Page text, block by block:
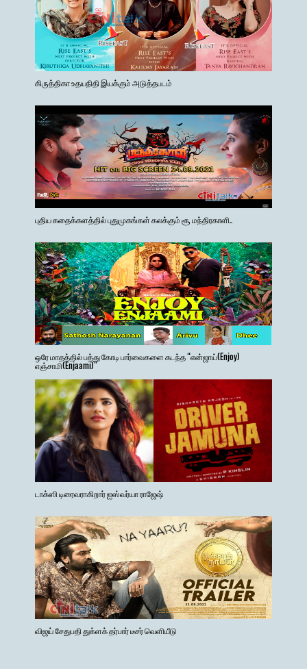
கிருத்திகா உதயநிதி இயக்கும் அடுத்தபடம்
புதிய கதைக்களத்தில் புதுமுகங்கள் கலக்கும் சூ மந்திரகாளி..
ஒரே மாதத்தில் பத்து கோடி பார்வைகளை கடந்த “என்ஜாய்(Enjoy)
எஞ்சாமி(Enjaami)”
டாக்ஸி டிரைவராகிறார் ஐஸ்வர்யா ராஜேஷ்
விஜய் சேதுபதி துக்ளக் தர்பார் டீசர் வெளியீடு